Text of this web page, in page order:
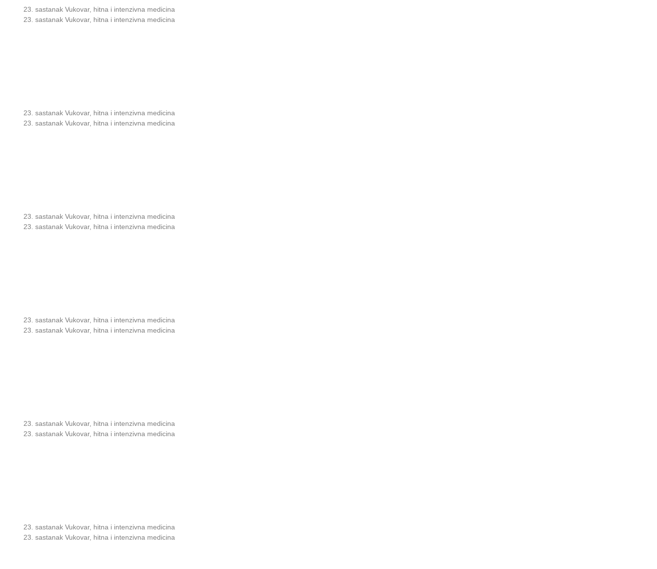
23. sastanak Vukovar, hitna i intenzivna medicina
23. sastanak Vukovar, hitna i intenzivna medicina
23. sastanak Vukovar, hitna i intenzivna medicina
23. sastanak Vukovar, hitna i intenzivna medicina
23. sastanak Vukovar, hitna i intenzivna medicina
23. sastanak Vukovar, hitna i intenzivna medicina
23. sastanak Vukovar, hitna i intenzivna medicina
23. sastanak Vukovar, hitna i intenzivna medicina
23. sastanak Vukovar, hitna i intenzivna medicina
23. sastanak Vukovar, hitna i intenzivna medicina
23. sastanak Vukovar, hitna i intenzivna medicina
23. sastanak Vukovar, hitna i intenzivna medicina